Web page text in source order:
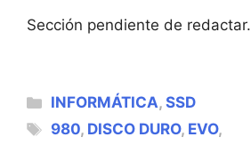
Sección pendiente de redactar.
CATEGORÍAS
INFORMÁTICA,SSD
ETIQUETAS
980, DISCO DURO, EVO,